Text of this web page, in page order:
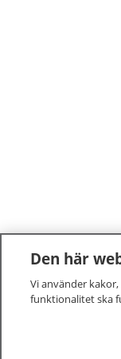
Den här
Vi använder
funktionalitet ska